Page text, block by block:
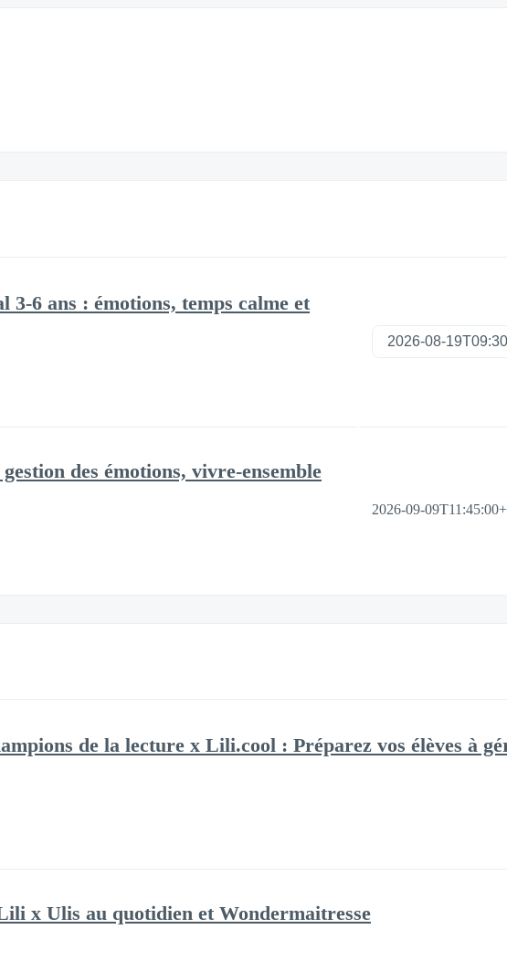
6 ans : émotions, temps calme et
des émotions, vivre-ensemble
2026-09-
de la lecture x Lili.cool : Préparez vos élèves à
x Ulis au quotidien et Wondermaitresse